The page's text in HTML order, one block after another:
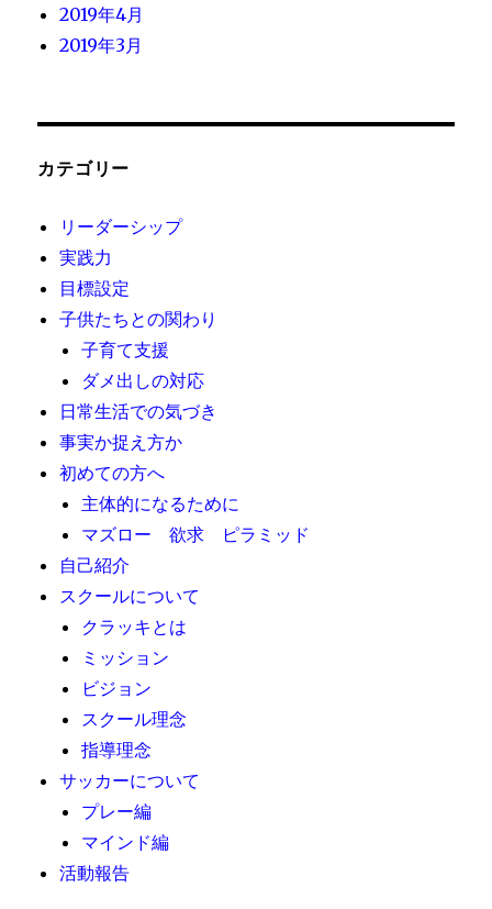
2019年4月
2019年3月
カテゴリー
リーダーシップ
実践力
目標設定
子供たちとの関わり
子育て支援
ダメ出しの対応
日常生活での気づき
事実か捉え方か
初めての方へ
主体的になるために
マズロー 欲求 ピラミッド
自己紹介
スクールについて
クラッキとは
ミッション
ビジョン
スクール理念
指導理念
サッカーについて
プレー編
マインド編
活動報告